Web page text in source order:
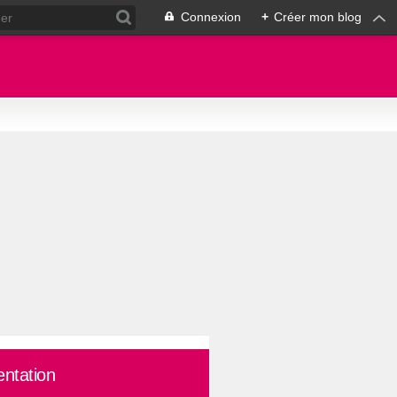
Connexion + Créer mon blog